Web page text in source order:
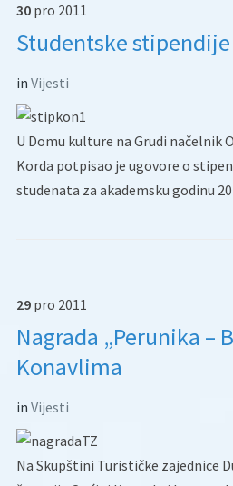
30 pro 2011
Studentske
in Vijesti
U Domu kulture na Grudi načelnik
Korda potpisao je ugovore o
studenata za akademsku godinu
29 pro 2011
Nagrada „Perunika –
Konavlima
in Vijesti
Na Skupštini Turističke zajednice